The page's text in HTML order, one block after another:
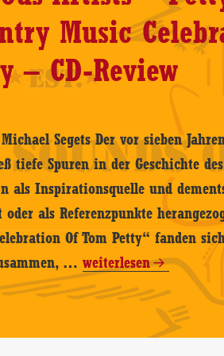
Music
– CD-Review
Segets Der vor sieben
tiefe Spuren in der Geschichte
als Inspirationsquelle und
oder als Referenzpunkte
Of Tom Petty“ fanden
…Various
Artists
Petty
weiterlesen